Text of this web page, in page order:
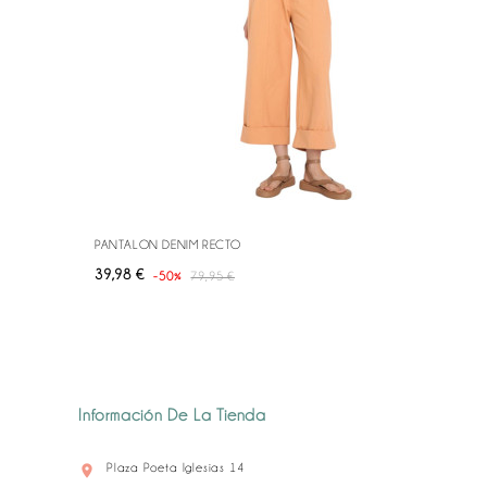
PANTALON DENIM RECTO
Precio
39,98 € -50%
Precio
79,95 €
Información De La Tienda
 Plaza Poeta Iglesias 14